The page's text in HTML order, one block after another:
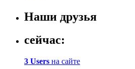
Наши друзья
сейчас:
3 Users на сайте